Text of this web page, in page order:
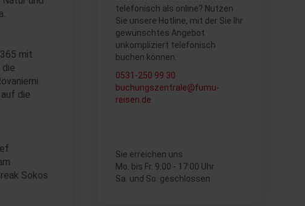
mit
die
Sokos
telefonisch als online? Nutzen
Sie unsere Hotline, mit der Sie Ihr
gewünschtes Angebot
unkompliziert telefonisch
buchen können:
0531-250 99 30
buchungszentrale@fumu-
reisen.de
Sie erreichen uns
Mo. bis Fr. 9:00 - 17:00 Uhr
Sa. und So. geschlossen